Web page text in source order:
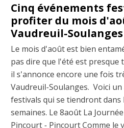
Cinq événements
profiter du mois
Vaudreuil-Soulanges
Le mois d'août est bien
pas dire que l'été est presque
il s'annonce encore une fois
Vaudreuil-Soulanges. Voici un
festivals qui se tiendront dans
semaines. Le 8août La
Pincourt - Pincourt Comme le